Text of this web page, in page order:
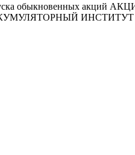
выпуска обыкновенных
ИНСТИТУТ